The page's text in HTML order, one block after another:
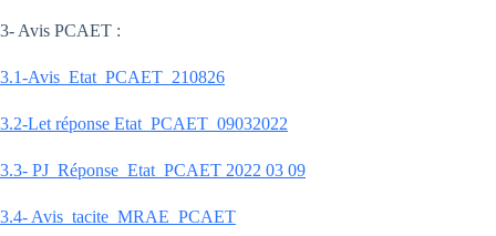
3- Avis PCAET :
3.1-Avis_Etat_PCAET_210826
3.2-Let réponse Etat_PCAET_09032022
3.3- PJ_Réponse_Etat_PCAET 2022 03 09
3.4- Avis_tacite_MRAE_PCAET